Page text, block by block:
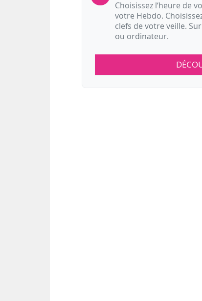
Choisissez l‘heure de
votre Hebdo.
clefs de votre veille.
ou ordinateur.